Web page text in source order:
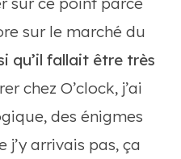
sur le marché du
qu’il fallait être très
chez O’clock, j’ai
des énigmes
j’y arrivais pas, ça